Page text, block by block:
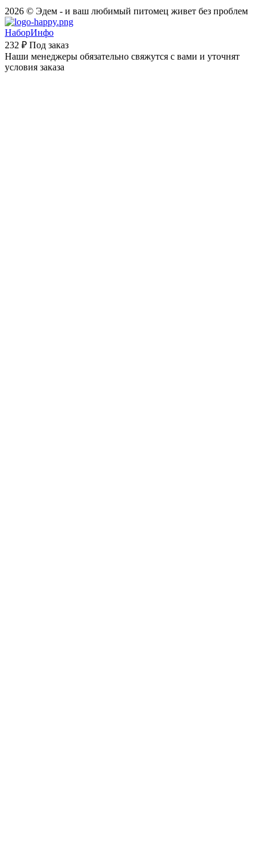
2026 © Эдем - и ваш любимый питомец живет без проблем
НаборИнфо
232 ₽ Под заказ
Наши менеджеры обязательно свяжутся с вами и уточнят
условия заказа